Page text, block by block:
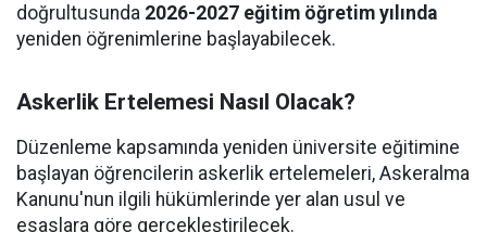
doğrultusunda 2026-2027 eğitim öğretim yılında
yeniden öğrenimlerine başlayabilecek.
Askerlik Ertelemesi Nasıl Olacak?
Düzenleme kapsamında yeniden üniversite eğitimine
başlayan öğrencilerin askerlik ertelemeleri, Askeralma
Kanunu'nun ilgili hükümlerinde yer alan usul ve
esaslara göre gerçekleştirilecek.